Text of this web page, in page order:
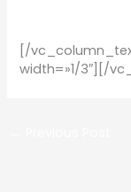
[/
width=»1/3″][/